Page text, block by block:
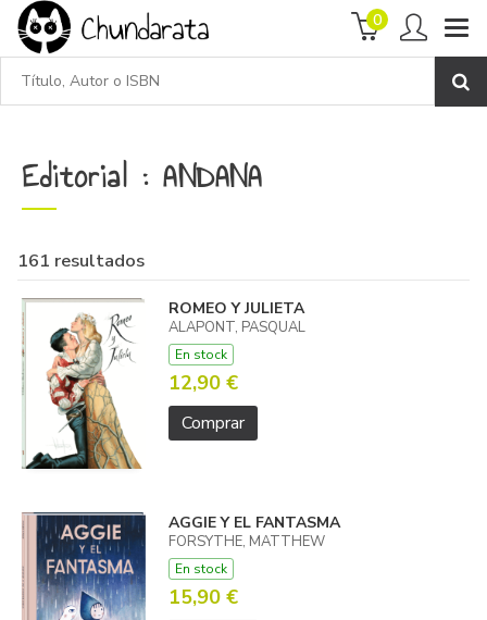
0
Editorial : ANDANA
161 resultados
ROMEO Y JULIETA
ALAPONT, PASQUAL
En stock
12,90 €
Comprar
AGGIE Y EL FANTASMA
FORSYTHE, MATTHEW
En stock
15,90 €